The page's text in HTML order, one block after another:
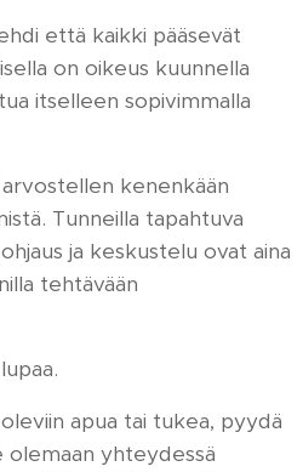
että kaikki pääsevät
on oikeus kuunnella
itselleen sopivimmalla
kenenkään
Tunneilla tapahtuva
ja keskustelu ovat aina
tehtävään
apua tai tukea, pyydä
olemaan yhteydessä